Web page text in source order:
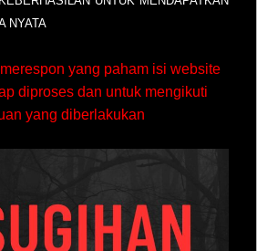
NYATA
yang paham isi website
diproses dan untuk mengikuti
yang diberlakukan